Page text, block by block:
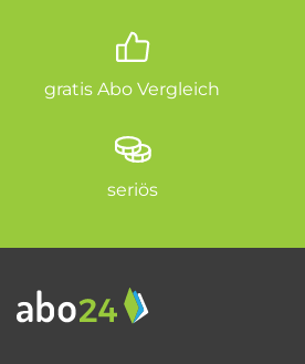
gratis Abo Vergleich
seriös